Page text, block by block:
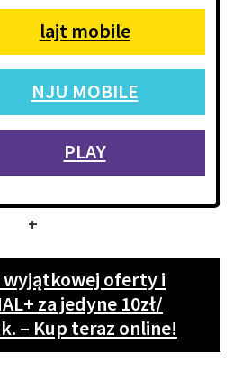
lajt mobile
NJU MOBILE
PLAY
+
wyjątkowej oferty i
za jedyne 10zł/
– Kup teraz online!